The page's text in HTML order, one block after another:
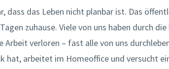
dass das Leben nicht planbar ist. Das
zuhause. Viele von uns haben durch
Arbeit verloren – fast alle von uns
hat, arbeitet im Homeoffice und versucht